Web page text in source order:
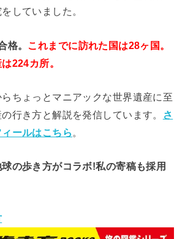
していました。
格。 これまでに訪れた国は28ヶ国。
224カ所。
ちょっとマニアックな世界遺産に至
行き方と解説を発信しています。
さ
ールはこちら 。
の歩き方がコラボ!私の寄稿も採用